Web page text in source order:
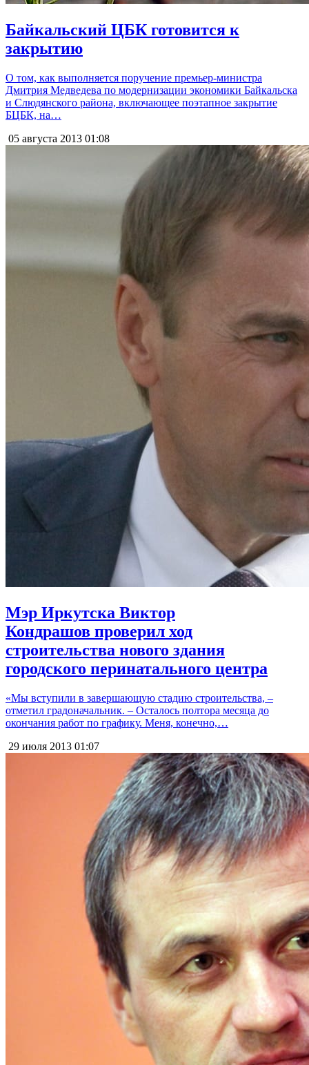
Байкальский ЦБК готовится к
закрытию
О том, как выполняется поручение премьер-министра
Дмитрия Медведева по модернизации экономики Байкальска
и Слюдянского района, включающее поэтапное закрытие
БЦБК, на…
05 августа 2013 01:08
Мэр Иркутска Виктор
Кондрашов проверил ход
строительства нового здания
городского перинатального центра
«Мы вступили в завершающую стадию строительства, –
отметил градоначальник. – Осталось полтора месяца до
окончания работ по графику. Меня, конечно,…
29 июля 2013 01:07